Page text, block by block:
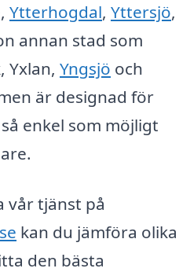
Ytterhogdal, Yttersjö,
annan stad som
Yxlan, Yngsjö och
är designad för
enkel som möjligt
vår tjänst på
kan du jämföra olika
den bästa